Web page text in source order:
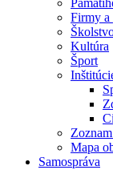
Firmy a
Kultúra
Šport
Mapa
Samospráva